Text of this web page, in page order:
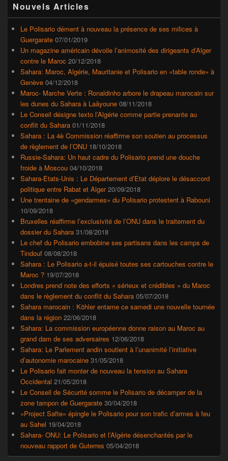
principale
de
widget
barre
latérale
Nouvels Articles
Le Polisario dément à nouveau la présence de ses milices à
Guergarate 07/01/2019
Un magazine américain dévoile l’animosité des dirigeants d’Alger
contre le Maroc 20/12/2018
Sahara: Maroc, Algérie, Mauritanie et Polisario en «table ronde» à
Genève 04/12/2018
Maroc- Marche Verte : Ronaldinho arbore le drapeau marocain sur
les dunes du Sahara à Laâyoune 08/11/2018
Le Conseil désigne texto l’Algérie comme partie prenante au
conflit du Sahara 01/11/2018
Sahara : La 4è Commission réaffirme son soutien au processus
de règlement de l’ONU 18/10/2018
Russie-Sahara: Un haut cadre du Polisario prend une douche
froide à Moscou 04/10/2018
Sahara-Etats-Unis : Le Département d’Etat déplore le désaccord
politique entre Rabat et Alger 20/09/2018
Une trentaine de «gendarmes» du Polisario protestent à Rabouni
10/09/2018
Bruxelles réaffirme l’exclusivité de l’ONU dans le traitement du
dossier du Sahara 31/08/2018
Le chef du Polisario embobine ses partisans dans les camps de
Tindouf 08/08/2018
Sahara : Le Polisario a-t-il épuisé toutes ses cartouches contre le
Maroc ? 19/07/2018
Londres prend note des efforts « sérieux et crédibles » du Maroc
dans le règlement du conflit du Sahara 05/07/2018
Sahara marocain : Köhler entame ce samedi une nouvelle tournée
dans la région 22/06/2018
Sahara: La commission européenne donne raison au Maroc au
grand dam de ses adversaires 12/06/2018
Sahara: Le Parlement andin soutient à l’unanimité l’initiative
d’autonomie marocaine 31/05/2018
Le Polisario fait monter de nouveau la tension au Sahara
Occidental 21/05/2018
Le Conseil de Sécurité somme le Polisario de décamper de la
zone tampon de Guergarate 30/04/2018
«Project Safte» épingle le Polisario pour son trafic d’armes à feu
au Sahel 19/04/2018
Sahara- ONU: Le Polisario et l’Algérie désenchantés par le
nouveau rapport de Guterres 05/04/2018